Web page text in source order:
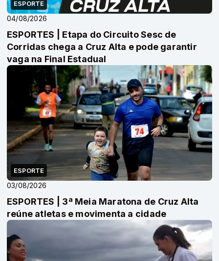
ESPORTE
04/08/2026
ESPORTES | Etapa do Circuito Sesc de
Corridas chega a Cruz Alta e pode garantir
vaga na Final Estadual
ESPORTE
03/08/2026
ESPORTES | 3ª Meia Maratona de Cruz Alta
reúne atletas e movimenta a cidade